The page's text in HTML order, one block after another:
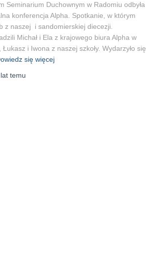
Seminarium Duchownym w Radomiu odbyła
konferencja Alpha. Spotkanie, w którym
z naszej i sandomierskiej diecezji.
Michał i Ela z krajowego biura Alpha w
i Iwona z naszej szkoły. Wydarzyło się
się więcej
temu